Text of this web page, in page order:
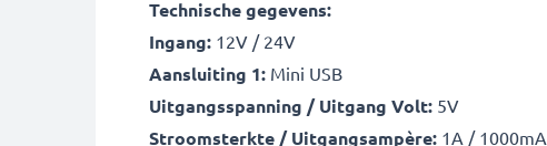
Technische gegevens:
Ingang: 12V / 24V
Aansluiting 1: Mini USB
Uitgangsspanning / Uitgang Volt: 5V
Stroomsterkte / Uitgangsampère: 1A / 1000mA